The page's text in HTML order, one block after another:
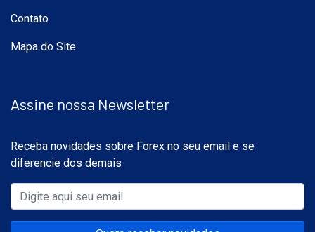
Contato
Mapa do Site
Assine nossa Newsletter
Receba novidades sobre Forex no seu email e se
diferencie dos demais